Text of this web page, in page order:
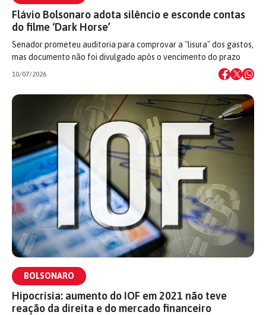
Flávio Bolsonaro adota silêncio e esconde contas
do filme ‘Dark Horse’
Senador prometeu auditoria para comprovar a "lisura" dos gastos,
mas documento não foi divulgado após o vencimento do prazo
10/07/2026
BOLSONARO
Hipocrisia: aumento do IOF em 2021 não teve
reação da direita e do mercado financeiro